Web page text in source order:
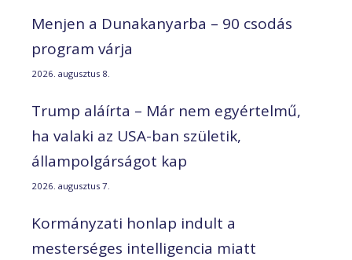
Menjen a Dunakanyarba – 90 csodás
program várja
2026. augusztus 8.
Trump aláírta – Már nem egyértelmű,
ha valaki az USA-ban születik,
állampolgárságot kap
2026. augusztus 7.
Kormányzati honlap indult a
mesterséges intelligencia miatt